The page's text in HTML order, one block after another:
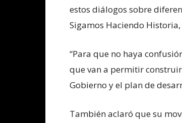
estos diálogos sobre
Sigamos Haciendo
“Para que no haya
que van a permitir
Gobierno y el plan de
También aclaró que su